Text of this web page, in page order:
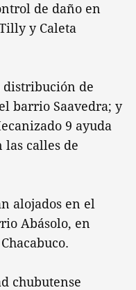
de daño en
y Caleta
distribución de
barrio Saavedra; y
9 ayuda
las calles de
alojados en el
Abásolo, en
chubutense